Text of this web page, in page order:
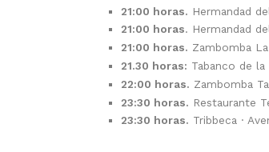
21:00 horas. Hermandad
21:00 horas. Hermandad
21:00 horas. Zambomba
21.30 horas: Tabanco de la
22:00 horas. Zambomba
23:30 horas. Restaurante
23:30 horas. Tribbeca ·